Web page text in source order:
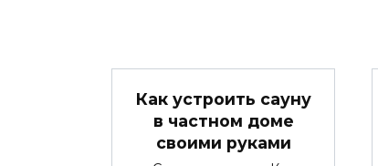
Как устроить сауну
в частном доме
своими руками